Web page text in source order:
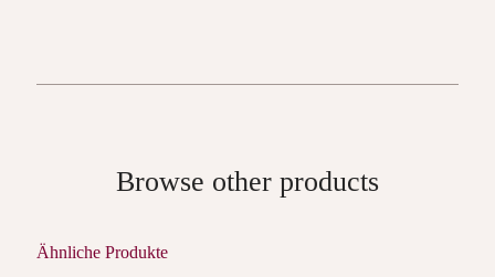
Browse other products
Ähnliche Produkte